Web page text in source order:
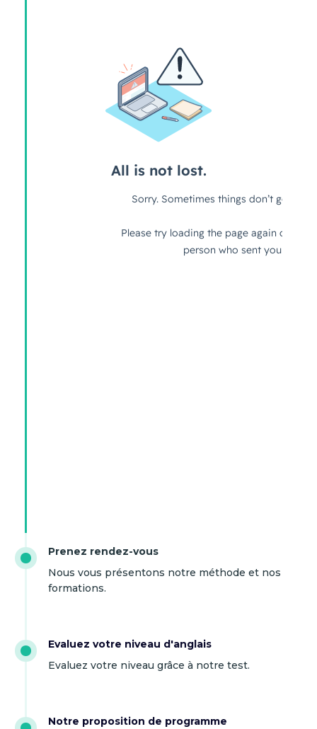
Prenez rendez-vous
Nous vous présentons notre méthode et nos
formations.
Evaluez votre niveau d'anglais
Evaluez votre niveau grâce à notre test.
Notre proposition de programme